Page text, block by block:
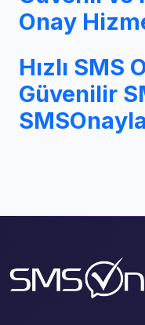
Onay
Hızlı SMS
Güvenilir
SMSOnayla